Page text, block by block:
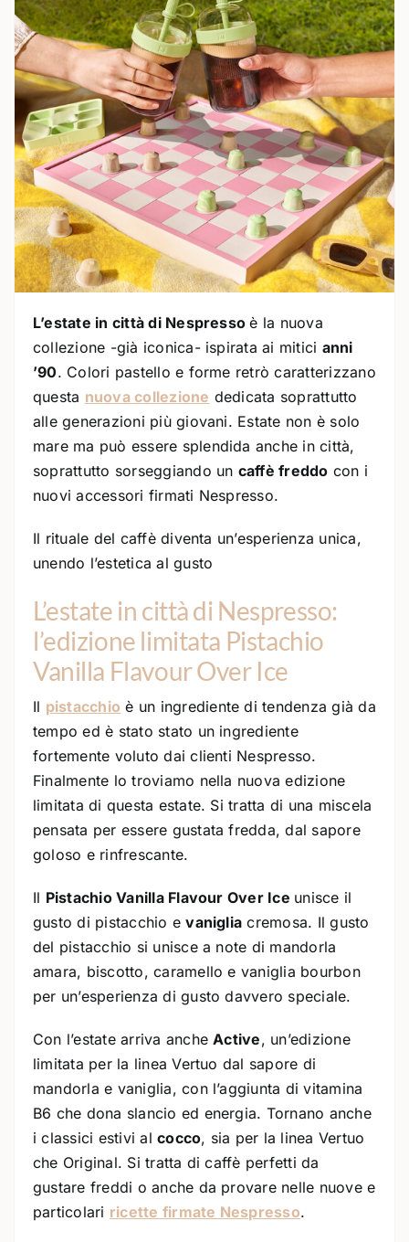
L’estate in città di Nespressoè la nuova
collezione -già iconica- ispirata ai mitici anni
’90. Colori pastello e forme retrò caratterizzano
questa nuova collezione dedicata soprattutto
alle generazioni più giovani. Estate non è solo
mare ma può essere splendida anche in città,
soprattutto sorseggiando un caffè freddo con i
nuovi accessori firmati Nespresso.
Il rituale del caffè diventa un’esperienza unica,
unendo l’estetica al gusto
L’estate in città di Nespresso:
l’edizione limitata Pistachio
Vanilla Flavour Over Ice
Il pistacchio è un ingrediente di tendenza già da
tempo ed è stato stato un ingrediente
fortemente voluto dai clienti Nespresso.
Finalmente lo troviamo nella nuova edizione
limitata di questa estate. Si tratta di una miscela
pensata per essere gustata fredda, dal sapore
goloso e rinfrescante.
Il Pistachio Vanilla Flavour Over Ice unisce il
gusto di pistacchio evaniglia cremosa. Il gusto
del pistacchio si unisce a note di mandorla
amara, biscotto, caramello e vaniglia bourbon
per un’esperienza di gusto davvero speciale.
Con l’estate arriva ancheActive, un’edizione
limitata per la linea Vertuo dal sapore di
mandorla e vaniglia, con l’aggiunta di vitamina
B6 che dona slancio ed energia. Tornano anche
i classici estivi alcocco, sia per la linea Vertuo
che Original. Si tratta di caffè perfetti da
gustare freddi o anche da provare nelle nuove e
particolari ricette firmate Nespresso.